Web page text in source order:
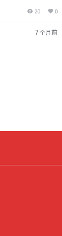
力。提供10-25元/日
，给予展示自我和实
入者共同成长，创造
20 0
7 个月前